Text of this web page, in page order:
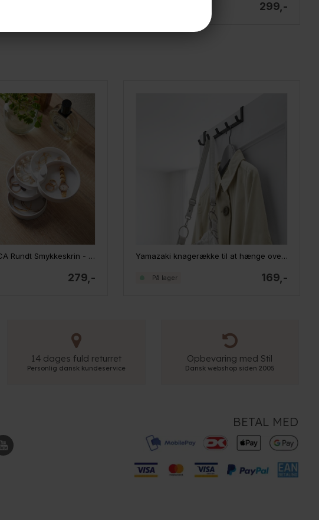
299,-
Yamazaki TOSCA Rundt Smykkeskrin - 5 rum med låg
279,-
Yamazaki knagerække til at hænge over døren - Sort
169,-
På lager
14 dages fuld returret
Personlig dansk kundeservice
Opbevaring med Stil
Dansk webshop siden 2005
BETAL MED